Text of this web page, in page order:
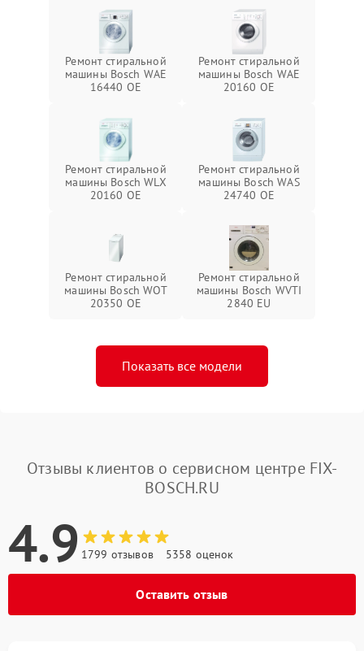
Ремонт стиральной
машины Bosch WAE
16440 OE
Ремонт стиральной
машины Bosch WAE
20160 OE
Ремонт стиральной
машины Bosch WLX
20160 OE
Ремонт стиральной
машины Bosch WAS
24740 OE
Ремонт стиральной
машины Bosch WOT
20350 OE
Ремонт стиральной
машины Bosch WVTI
2840 EU
Показать все модели
Отзывы клиентов о сервисном центре FIX-
BOSCH.RU
4.9 1799 отзывов 5358 оценок
Оставить отзыв